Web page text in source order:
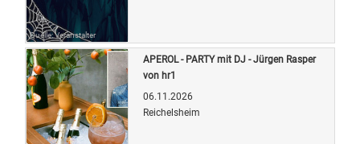
Quelle: Veranstalter
APEROL - PARTY mit DJ - Jürgen Rasper
von hr1
06.11.2026
Reichelsheim